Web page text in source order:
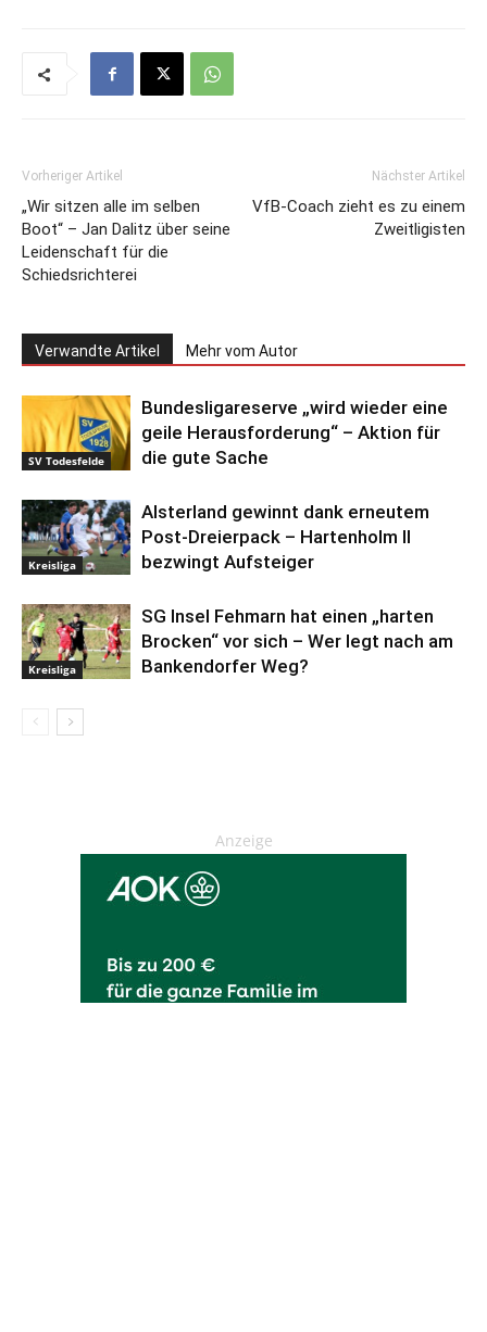
Vorheriger Artikel
„Wir sitzen alle im selben
Boot“ – Jan Dalitz über seine
Leidenschaft für die
Schiedsrichterei
Nächster Artikel
VfB-Coach zieht es zu einem
Zweitligisten
Verwandte Artikel Mehr vom Autor
SV Todesfelde
Bundesligareserve „wird wieder eine
geile Herausforderung“ – Aktion für
die gute Sache
Kreisliga
Alsterland gewinnt dank erneutem
Post-Dreierpack – Hartenholm II
bezwingt Aufsteiger
Kreisliga
SG Insel Fehmarn hat einen „harten
Brocken“ vor sich – Wer legt nach am
Bankendorfer Weg?
Anzeige